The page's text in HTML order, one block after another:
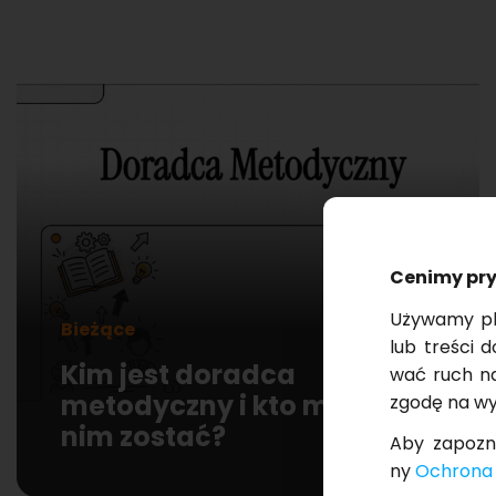
Bieżące 08.07.2026 r.
Kim jest doradca
metodyczny i kto może
nim zostać?
Ce­ni­my
Uży­wa­my
lub tre­ści
wać ruch
zgodę na
Aby
ny